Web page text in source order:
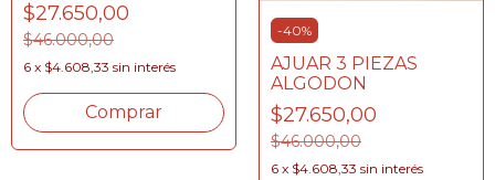
$27.650,00
$46.000,00
6 x $4.608,33 sin interés
Comprar
-40%
AJUAR 3 PIEZAS
ALGODON
$27.650,00
$46.000,00
6 x $4.608,33 sin interés